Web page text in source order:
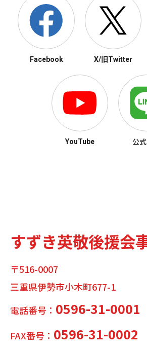
Facebook X/旧Twitter
YouTube 公
すずき英敬後援会
〒516-0007
三重県伊勢市小木町677-1
電話番号： 0596-31-0001
FAX番号： 0596-31-0002